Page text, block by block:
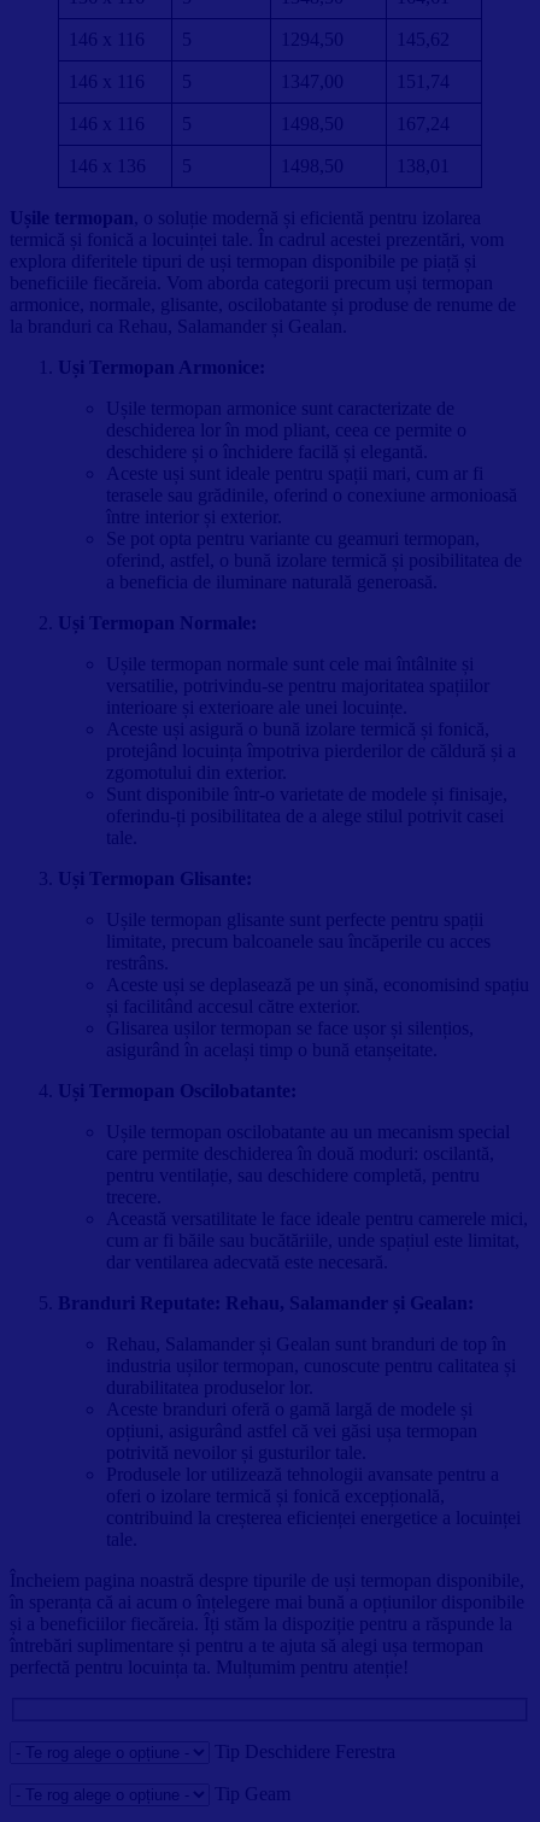
146 x 116 5 1294,50 145,62
146 x 116 5 1347,00 151,74
146 x 116 5 1498,50 167,24
146 x 136 5 1498,50 138,01
Ușile termopan
, o soluție modernă și eficientă pentru izolarea
termică și fonică a locuinței tale. În cadrul acestei prezentări, vom
explora diferitele tipuri de uși termopan disponibile pe piață și
beneficiile fiecăreia. Vom aborda categorii precum uși termopan
armonice, normale, glisante, oscilobatante și produse de renume de
la branduri ca Rehau, Salamander și Gealan.
Uși Termopan Armonice:
Ușile termopan armonice sunt caracterizate de
deschiderea lor în mod pliant, ceea ce permite o
deschidere și o închidere facilă și elegantă.
Aceste uși sunt ideale pentru spații mari, cum ar fi
terasele sau grădinile, oferind o conexiune armonioasă
între interior și exterior.
Se pot opta pentru variante cu geamuri termopan,
oferind, astfel, o bună izolare termică și posibilitatea de
a beneficia de iluminare naturală generoasă.
Uși Termopan Normale:
Ușile termopan normale sunt cele mai întâlnite și
versatilie, potrivindu-se pentru majoritatea spațiilor
interioare și exterioare ale unei locuințe.
Aceste uși asigură o bună izolare termică și fonică,
protejând locuința împotriva pierderilor de căldură și a
zgomotului din exterior.
Sunt disponibile într-o varietate de modele și finisaje,
oferindu-ți posibilitatea de a alege stilul potrivit casei
tale.
Uși Termopan Glisante:
Ușile termopan glisante sunt perfecte pentru spații
limitate, precum balcoanele sau încăperile cu acces
restrâns.
Aceste uși se deplasează pe un șină, economisind spațiu
și facilitând accesul către exterior.
Glisarea ușilor termopan se face ușor și silențios,
asigurând în același timp o bună etanșeitate.
Uși Termopan Oscilobatante:
Ușile termopan oscilobatante au un mecanism special
care permite deschiderea în două moduri: oscilantă,
pentru ventilație, sau deschidere completă, pentru
trecere.
Această versatilitate le face ideale pentru camerele mici,
cum ar fi băile sau bucătăriile, unde spațiul este limitat,
dar ventilarea adecvată este necesară.
Branduri Reputate: Rehau, Salamander și Gealan:
Rehau, Salamander și Gealan sunt branduri de top în
industria ușilor termopan, cunoscute pentru calitatea și
durabilitatea produselor lor.
Aceste branduri oferă o gamă largă de modele și
opțiuni, asigurând astfel că vei găsi ușa termopan
potrivită nevoilor și gusturilor tale.
Produsele lor utilizează tehnologii avansate pentru a
oferi o izolare termică și fonică excepțională,
contribuind la creșterea eficienței energetice a locuinței
tale.
Încheiem pagina noastră despre tipurile de uși termopan disponibile,
în speranța că ai acum o înțelegere mai bună a opțiunilor disponibile
și a beneficiilor fiecăreia. Îți stăm la dispoziție pentru a răspunde la
întrebări suplimentare și pentru a te ajuta să alegi ușa termopan
perfectă pentru locuința ta. Mulțumim pentru atenție!
Tip Deschidere Ferestra
Tip Geam